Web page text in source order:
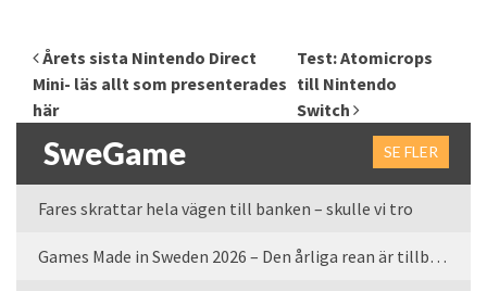
Inläggsnavigering
Årets sista Nintendo Direct
Mini- läs allt som presenterades
här
Test: Atomicrops
till Nintendo
Switch
SweGame SE FLER
Fares skrattar hela vägen till banken – skulle vi tro
Games Made in Sweden 2026 – Den årliga rean är tillbaka